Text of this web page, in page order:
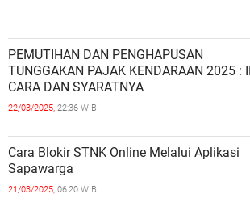
PEMUTIHAN DAN PENGHAPUSAN
TUNGGAKAN PAJAK KENDARAAN 2025 :
CARA DAN SYARATNYA
22/03/2025, 22:36 WIB
Cara Blokir STNK Online Melalui Aplikasi
Sapawarga
21/03/2025, 06:20 WIB